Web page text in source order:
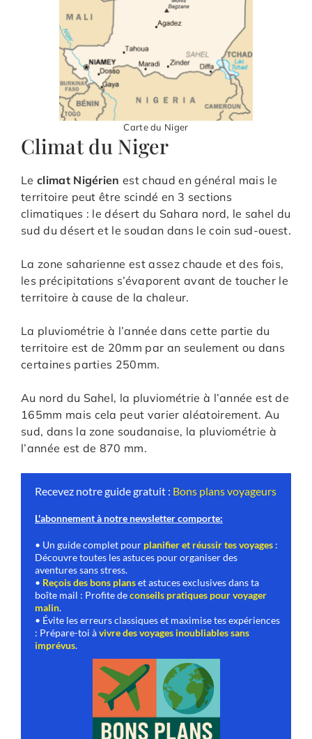
Carte du Niger
Climat du Niger
Le climat Nigérien est chaud en général mais le
territoire peut être scindé en 3 sections
climatiques : le désert du Sahara nord, le sahel du
sud du désert et le soudan dans le coin sud-ouest.
La zone saharienne est assez chaude et des fois,
les précipitations s’évaporent avant de toucher le
territoire à cause de la chaleur.
La pluviométrie à l’année dans cette partie du
territoire est de 20mm par an seulement ou dans
certaines parties 250mm.
Au nord du Sahel, la pluviométrie à l’année est de
165mm mais cela peut varier aléatoirement. Au
sud, dans la zone soudanaise, la pluviométrie à
l’année est de 870 mm.